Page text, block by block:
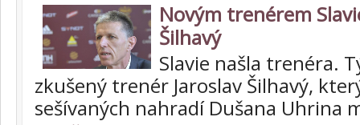
Novým trenérem
Šilhavý
Slavie našla trenéra.
zkušený trenér Jaroslav Šilhavý,
sešívaných nahradí Dušana Uhrina